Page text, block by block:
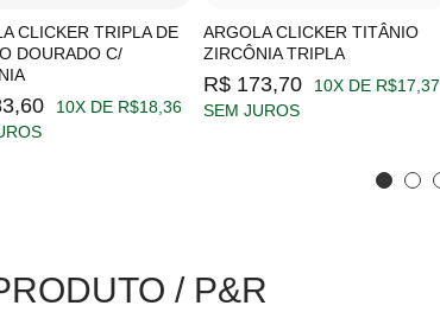
CLICKER TRIPLA DE
DOURADO C/
10X DE R$18,36
ARGOLA CLICKER TITÂNIO
ZIRCÔNIA TRIPLA
R$ 173,70
10X DE R$17,37
SEM JUROS
/ P&R